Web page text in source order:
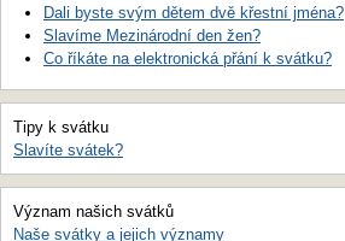
Dali byste svým dětem dvě křestní jména?
Slavíme Mezinárodní den žen?
Co říkáte na elektronická přání k svátku?
Tipy k svátku
Slavíte svátek?
Význam našich svátků
Naše svátky a jejich významy